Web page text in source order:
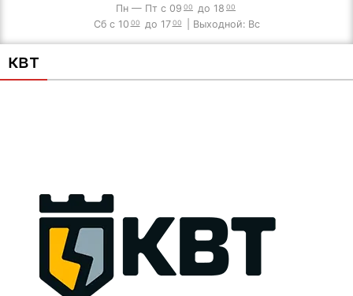
Пн — Пт с 09 00 до 18 00
Сб с 10 00 до 17 00 | Выходной: Вс
квт